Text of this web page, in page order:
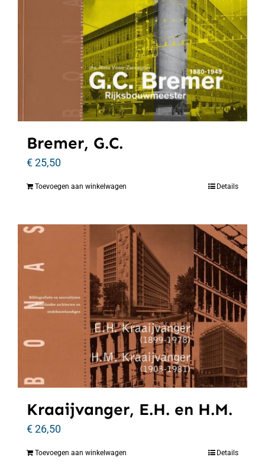
Bremer, G.C.
€25,50
Toevoegen aan winkelwagen Details
Kraaijvanger, E.H. en H.M.
€26,50
Toevoegen aan winkelwagen Details